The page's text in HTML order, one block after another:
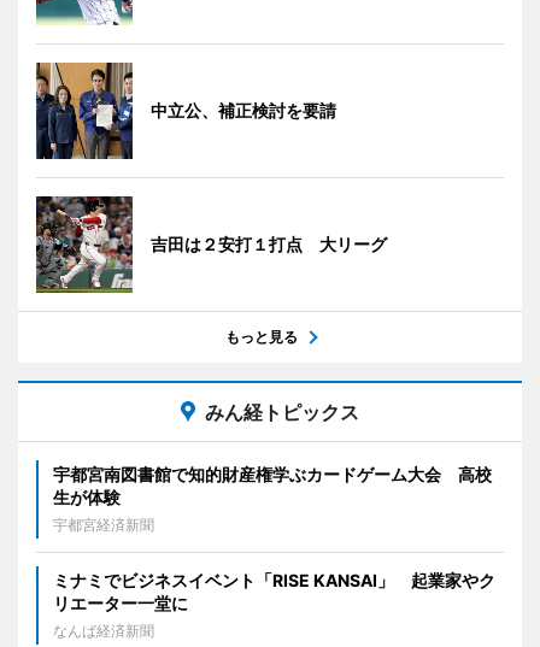
中立公、補正検討を要請
吉田は２安打１打点 大リーグ
もっと見る
みん経トピックス
宇都宮南図書館で知的財産権学ぶカードゲーム大会 高校
生が体験
宇都宮経済新聞
ミナミでビジネスイベント「RISE KANSAI」 起業家やク
リエーター一堂に
なんば経済新聞